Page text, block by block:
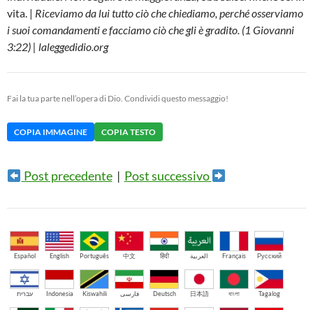
vita. | Riceviamo da lui tutto ciò che chiediamo, perché osserviamo
i suoi comandamenti e facciamo ciò che gli è gradito. (1 Giovanni
3:22) | laleggedidio.org
Fai la tua parte nell’opera di Dio. Condividi questo messaggio!
COPIA IMMAGINE COPIA TESTO
Post precedente| Post successivo
Español English Português 中文 हिंदी العربية Français Русский
עברית Indonesia Kiswahili فارسی Deutsch 日本語 বাংলা Tagalog